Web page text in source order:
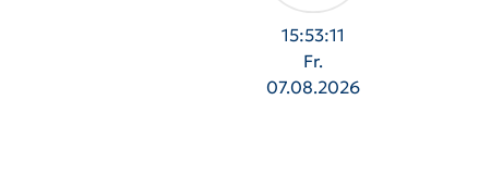
15:53:17
Fr.
07.08.2026